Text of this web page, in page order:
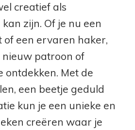
creatief als
zijn. Of je nu een
of een ervaren haker,
nieuw patroon of
ontdekken. Met de
een beetje geduld
kun je een unieke en
creëren waar je